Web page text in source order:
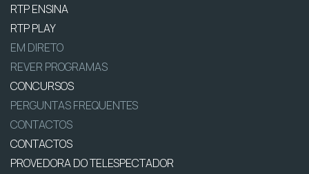
RTP ENSINA
RTP PLAY
EM DIRETO
REVER PROGRAMAS
CONCURSOS
PERGUNTAS FREQUENTES
CONTACTOS
CONTACTOS
PROVEDORA DO TELESPECTADOR